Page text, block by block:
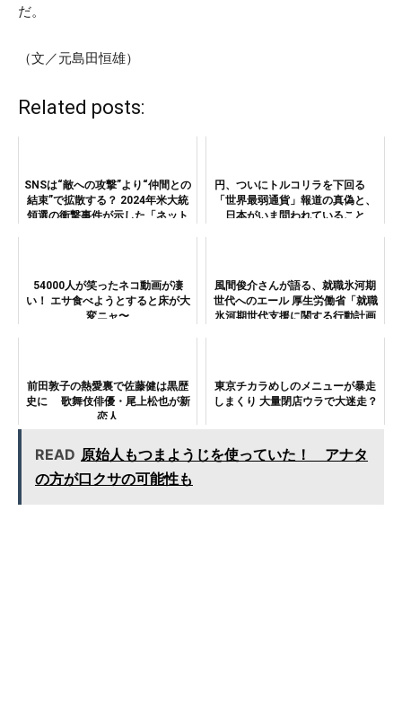
だ。
（文／元島田恒雄）
Related posts:
SNSは“敵への攻撃”より“仲間との
結束”で拡散する？ 2024年米大統
領選の衝撃事件が示した「ネット
円、ついにトルコリラを下回る
「世界最弱通貨」報道の真偽と、
日本がいま問われていること
54000人が笑ったネコ動画が凄
い！ エサ食べようとすると床が大
変ニャ〜
風間俊介さんが語る、就職氷河期
世代へのエール 厚生労働省「就職
氷河期世代支援に関する行動計画
前田敦子の熱愛裏で佐藤健は黒歴
史に 歌舞伎俳優・尾上松也が新
恋人
東京チカラめしのメニューが暴走
しまくり 大量閉店ウラで大迷走？
READ 原始人もつまようじを使っていた！ アナタ
の方が口クサの可能性も